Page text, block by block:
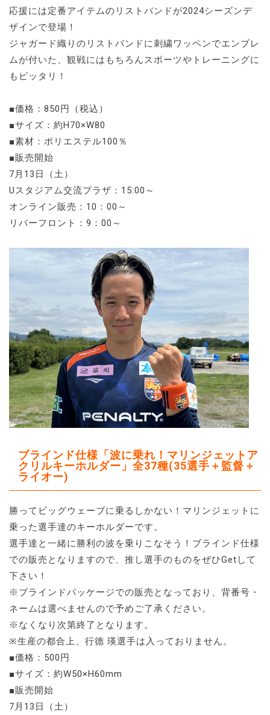
応援には定番アイテムのリストバンドが2024シーズンデ
ザインで登場！
ジャガード織りのリストバンドに刺繍ワッペンでエンブレ
ムが付いた、観戦にはもちろんスポーツやトレーニングに
もピッタリ！
■価格：850円（税込）
■サイズ：約H70×W80
■素材：ポリエステル100％
■販売開始
7月13日（土）
Uスタジアム交流プラザ：15:00～
オンライン販売：10：00～
リバーフロント：9：00～
ブラインド仕様「波に乗れ！マリンジェットア
クリルキーホルダー」全37種(35選手＋監督＋
ライオー)
勝ってビッグウェーブに乗るしかない！マリンジェットに
乗った選手達のキーホルダーです。
選手達と一緒に勝利の波を乗りこなそう！ブラインド仕様
での販売となりますので、推し選手のものをぜひGetして
下さい！
※ブラインドパッケージでの販売となっており、背番号・
ネームは選べませんので予めご了承ください。
※なくなり次第終了となります。
※生産の都合上、行德 瑛選手は入っておりません。
■価格：500円
■サイズ：約W50×H60mm
■販売開始
7月13日（土）